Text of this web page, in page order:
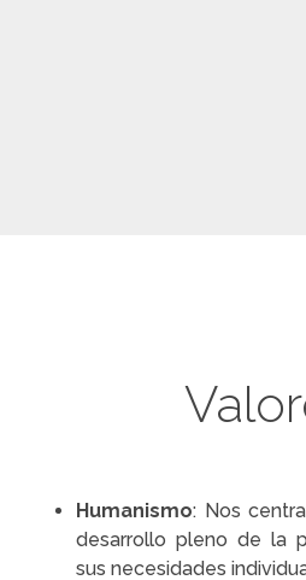
Humanismo: Nos
desarrollo pleno de la
sus necesidades